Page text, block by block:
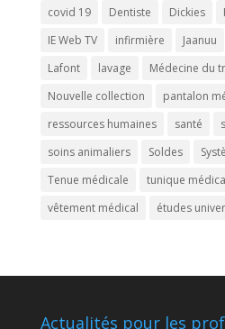
covid 19
Dentiste Dickies
IE Web TV
infirmière Jaanuu
Lafont
lavage Médecine du
Nouvelle collection
pantalon
ressources humaines
santé
soins animaliers
Soldes
Tenue médicale
tunique
vêtement médical
études
Actualités pour les